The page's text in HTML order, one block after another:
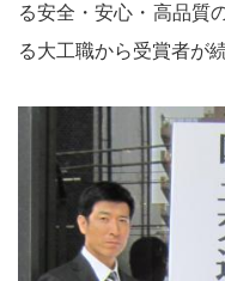
る安全・安心・高品質
る大工職から受賞者が